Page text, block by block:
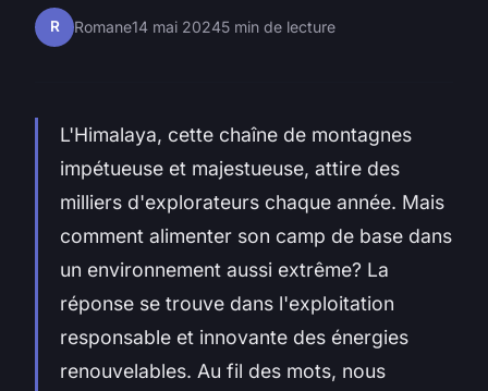
R Romane14 mai 20245 min de lecture
L'Himalaya, cette chaîne de montagnes
impétueuse et majestueuse, attire des
milliers d'explorateurs chaque année. Mais
comment alimenter son camp de base dans
un environnement aussi extrême? La
réponse se trouve dans l'exploitation
responsable et innovante des énergies
renouvelables. Au fil des mots, nous